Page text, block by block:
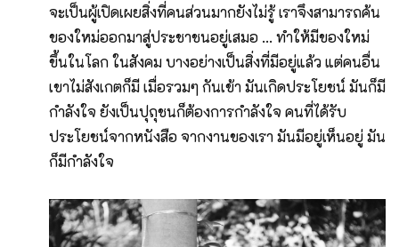
จะเป็นผู้เปิดเผยสิ่งที่คนส่วนมากยังไม่รู้ เราจึงสามารถค้น
ของใหม่ออกมาสู่ประชาชนอยู่เสมอ ... ทำให้มีของใหม่
ขึ้นในโลก ในสังคม บางอย่างเป็นสิ่งที่มีอยู่แล้ว แต่คนอื่น
เขาไม่สังเกตก็มี เมื่อรวมๆ กันเข้า มันเกิดประโยชน์ มันก็มี
กำลังใจ ยังเป็นปุถุชนก็ต้องการกำลังใจ คนที่ได้รับ
ประโยชน์จากหนังสือ จากงานของเรา มันมีอยู่เห็นอยู่ มัน
ก็มีกำลังใจ